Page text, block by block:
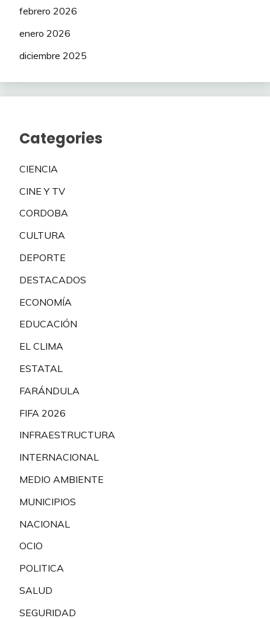
febrero 2026
enero 2026
diciembre 2025
Categories
CIENCIA
CINE Y TV
CORDOBA
CULTURA
DEPORTE
DESTACADOS
ECONOMÍA
EDUCACIÓN
EL CLIMA
ESTATAL
FARÁNDULA
FIFA 2026
INFRAESTRUCTURA
INTERNACIONAL
MEDIO AMBIENTE
MUNICIPIOS
NACIONAL
OCIO
POLITICA
SALUD
SEGURIDAD